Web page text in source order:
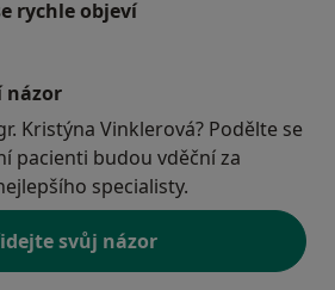
rychle objeví
názor
Kristýna Vinklerová? Podělte se
pacienti budou vděční za
specialisty.
svůj názor